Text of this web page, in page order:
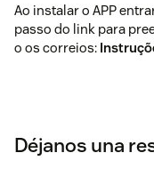
Ao instalar o APP
passo do link para
o os correios:
Déjanos una